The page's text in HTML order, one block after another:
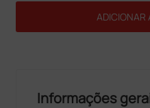
ADICIONAR
Informações